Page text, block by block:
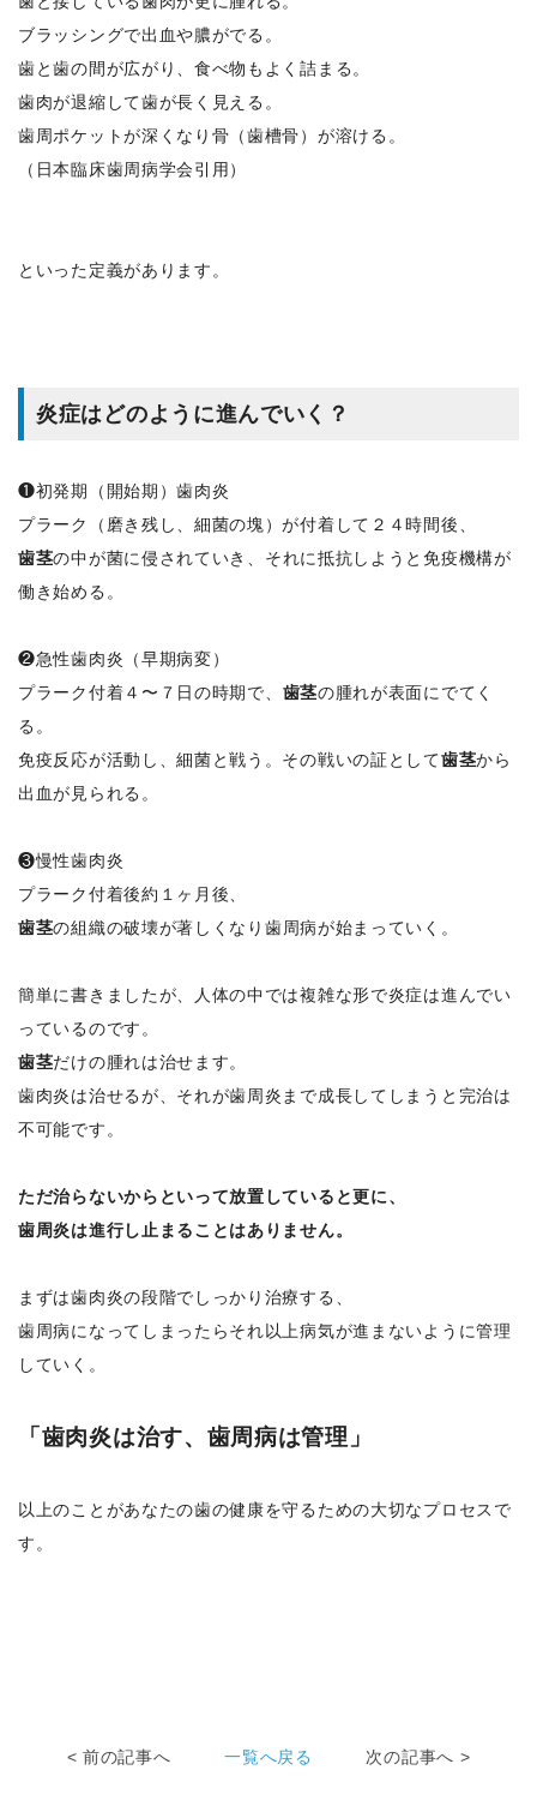
ブラッシングで出血や膿がでる。
歯と歯の間が広がり、食べ物もよく詰まる。
歯肉が退縮して歯が長く見える。
歯周ポケットが深くなり骨（歯槽骨）が溶ける。
（日本臨床歯周病学会引用）
といった定義があります。
炎症はどのように進んでいく？
❶初発期（開始期）歯肉炎
プラーク（磨き残し、細菌の塊）が付着して２４時間後、
歯茎の中が菌に侵されていき、それに抵抗しようと免疫機構が
働き始める。
❷急性歯肉炎（早期病変）
プラーク付着４〜７日の時期で、 歯茎の腫れが表面にでてく
る。
免疫反応が活動し、細菌と戦う。その戦いの証として歯茎から
出血が見られる。
❸慢性歯肉炎
プラーク付着後約１ヶ月後、
歯茎の組織の破壊が著しくなり歯周病が始まっていく。
簡単に書きましたが、人体の中では複雑な形で炎症は進んでい
っているのです。
歯茎だけの腫れは治せます。
歯肉炎は治せるが、それが歯周炎まで成長してしまうと完治は
不可能です。
ただ治らないからといって放置していると更に、
歯周炎は進行し止まることはありません。
まずは歯肉炎の段階でしっかり治療する、
歯周病になってしまったらそれ以上病気が進まないように管理
していく。
「歯肉炎は治す、歯周病は管理」
以上のことがあなたの歯の健康を守るための大切なプロセスで
す。
< 前の記事へ 一覧へ戻る 次の記事へ >